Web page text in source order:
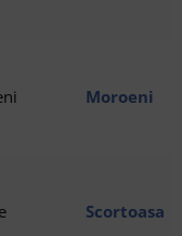
Moroeni
Scortoasa